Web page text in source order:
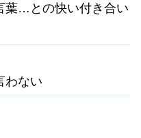
葉…との快い付き合い
わない